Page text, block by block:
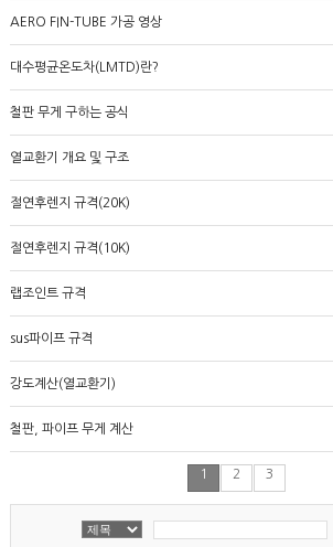
AERO FIN-TUBE 가공 영상
대수평균온도차(LMTD)란?
철판 무게 구하는 공식
열교환기 개요 및 구조
절연후렌지 규격(20K)
절연후렌지 규격(10K)
랩조인트 규격
sus파이프 규격
강도계산(열교환기)
철판, 파이프 무게 계산
1 2 3